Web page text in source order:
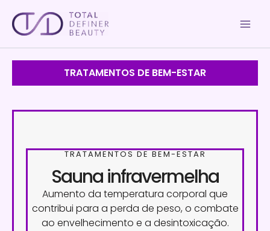
para
TRATAMENTOS DE BEM-ESTAR
TRATAMENTOS DE BEM-ESTAR
Sauna infravermelha
Aumento da temperatura corporal que
contribui para a perda de peso, o combate
ao envelhecimento e a desintoxicação.